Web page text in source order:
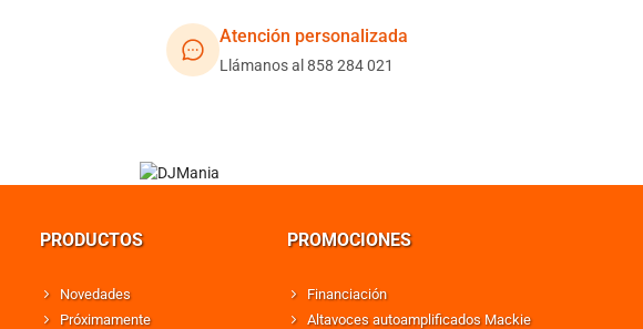
Atención personalizada
Llámanos al 858 284 021
PRODUCTOS
Novedades
Próximamente
PROMOCIONES
Financiación
Altavoces autoamplificados Mackie